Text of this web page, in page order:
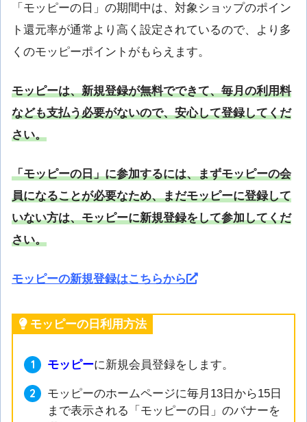
「モッピーの日」の期間中は、対象ショップのポイン
ト還元率が通常より高く設定されているので、より多
くのモッピーポイントがもらえます。
モッピーは、新規登録が無料でできて、毎月の利用料
なども支払う必要がないので、安心して登録してくだ
さい。
「モッピーの日」に参加するには、まずモッピーの会
員になることが必要なため、まだモッピーに登録して
いない方は、モッピーに新規登録をして参加してくだ
さい。
モッピーの新規登録はこちらから
モッピーの日利用方法
モッピーに新規会員登録をします。
モッピーのホームページに毎月13日から15日
まで表示される「モッピーの日」のバナーを